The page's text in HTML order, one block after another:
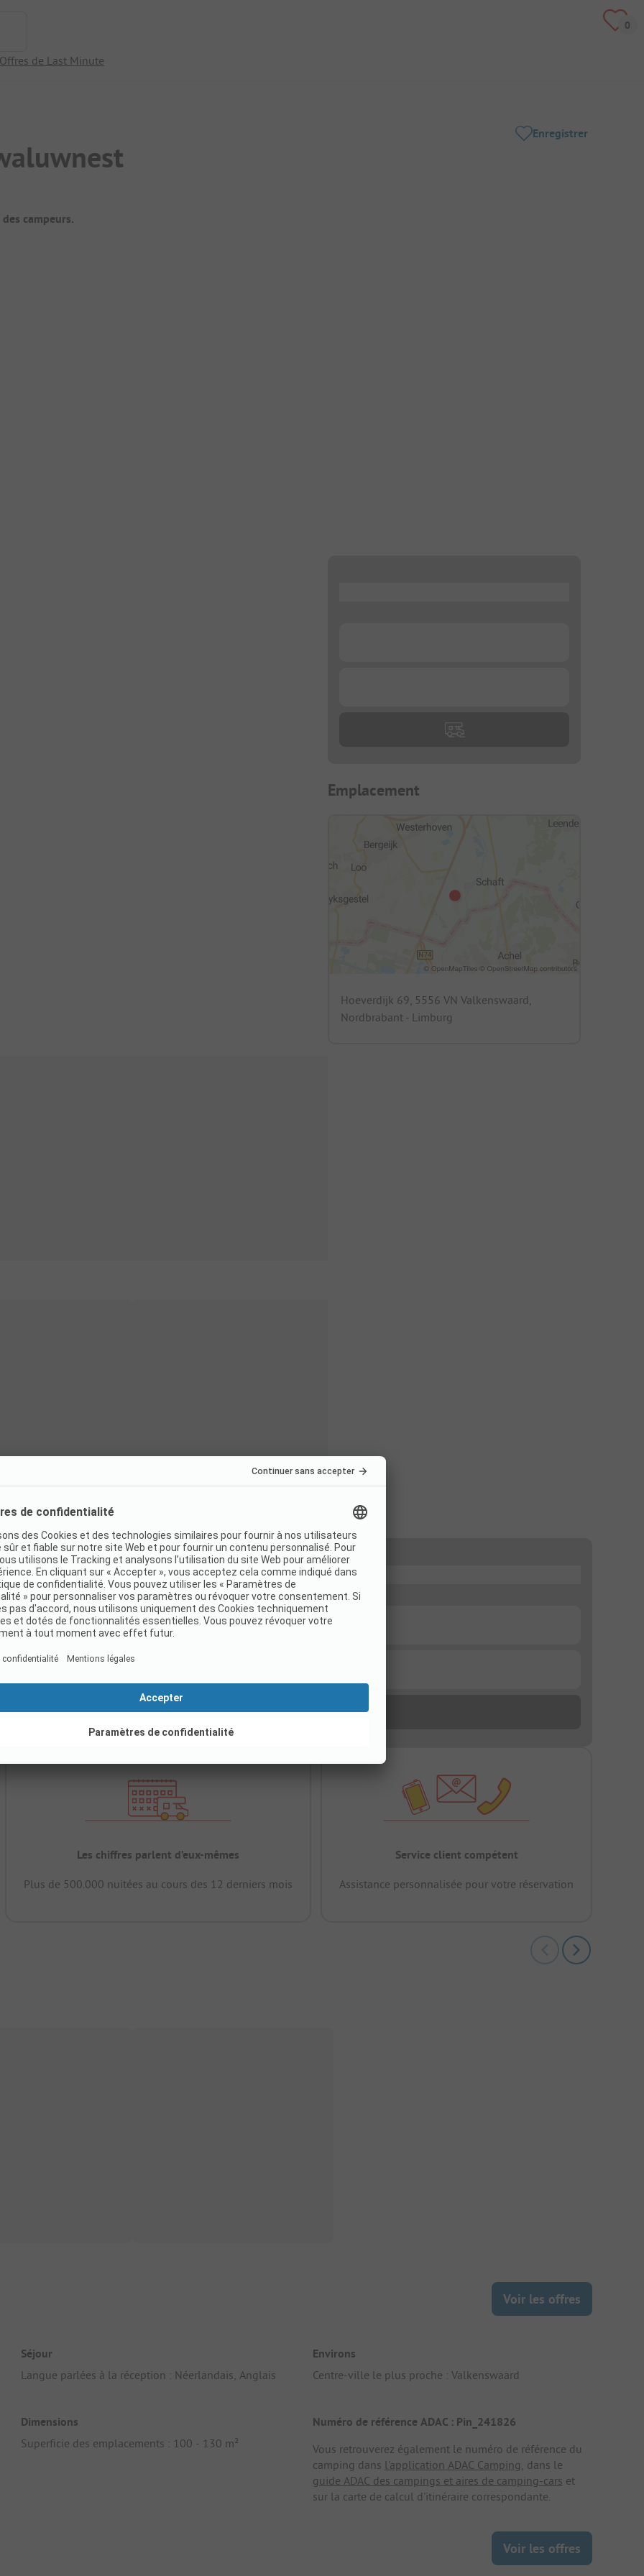
Offres de Last Minute
Enregistrer
campeurs.
Emplacement
Hoeverdijk 69, 5556 VN Valkenswaard,
Nordbrabant - Limburg
Les chiffres parlent d’eux-mêmes
Plus de 500.000 nuitées au cours des 12 derniers mois
Service client compétent
Assistance personnalisée pour votre réservation
Voir les offres
Séjour
Langue parlées à la réception : Néerlandais, Anglais
Dimensions
Superficie des emplacements : 100 - 130 m²
Environs
Centre-ville le plus proche : Valkenswaard
Numéro de référence ADAC : Pin_241826
Vous retrouverez également le numéro de référence du
camping dans l'application ADAC Camping, dans le
guide ADAC des campings et aires de camping-cars et
sur la carte de calcul d'itinéraire correspondante.
Voir les offres